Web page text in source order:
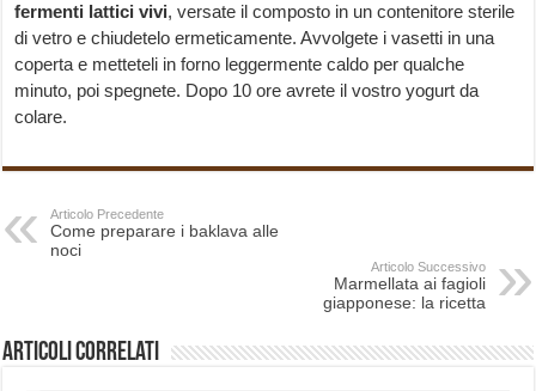
fermenti lattici vivi, versate il composto in un contenitore sterile
di vetro e chiudetelo ermeticamente. Avvolgete i vasetti in una
coperta e metteteli in forno leggermente caldo per qualche
minuto, poi spegnete. Dopo 10 ore avrete il vostro yogurt da
colare.
Articolo Precedente
Come preparare i baklava alle
noci
Articolo Successivo
Marmellata ai fagioli
giapponese: la ricetta
Articoli correlati